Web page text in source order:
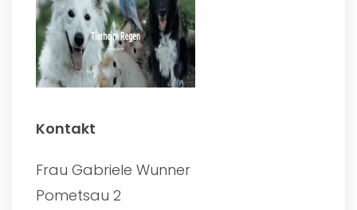
Kontakt
Frau Gabriele Wunner
Pometsau 2